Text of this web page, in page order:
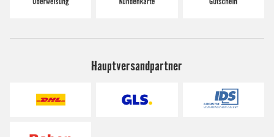
Hauptversandpartner